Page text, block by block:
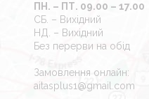
ПН. – ПТ. 09.00 – 17.00
СБ. – Вихідний
НД. – Вихідний
Без перерви на обід
Замовлення онлайн:
aitasplus1@gmail.com